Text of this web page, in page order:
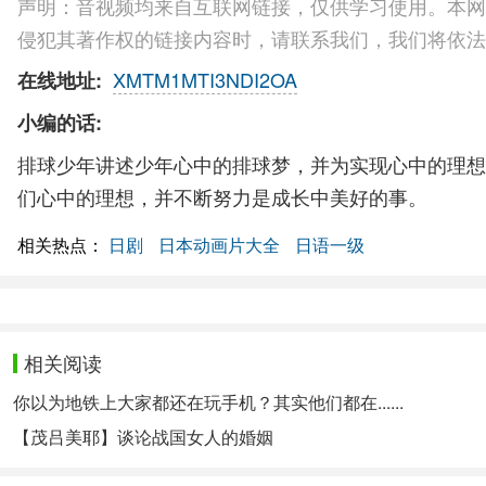
侵犯其著作权的链接内容时，请联系我们，我们将依
在线地址: XMTM1MTI3NDI2OA
小编的话:
排球少年讲述少年心中的排球梦，并为实现心中的理
们心中的理想，并不断努力是成长中美好的事。
相关热点： 日剧 日本动画片大全 日语一级
相关阅读
你以为地铁上大家都还在玩手机？其实他们都在......
【茂吕美耶】谈论战国女人的婚姻